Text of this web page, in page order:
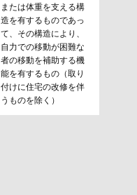
または体重を支える構
造を有するものであっ
て、その構造により、
自力での移動が困難な
者の移動を補助する機
能を有するもの（取り
付けに住宅の改修を伴
うものを除く）